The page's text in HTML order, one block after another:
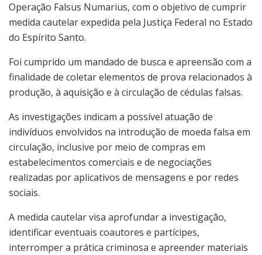
Operação Falsus Numarius, com o objetivo de cumprir
medida cautelar expedida pela Justiça Federal no Estado
do Espírito Santo.
Foi cumprido um mandado de busca e apreensão com a
finalidade de coletar elementos de prova relacionados à
produção, à aquisição e à circulação de cédulas falsas.
As investigações indicam a possível atuação de
indivíduos envolvidos na introdução de moeda falsa em
circulação, inclusive por meio de compras em
estabelecimentos comerciais e de negociações
realizadas por aplicativos de mensagens e por redes
sociais.
A medida cautelar visa aprofundar a investigação,
identificar eventuais coautores e partícipes,
interromper a prática criminosa e apreender materiais